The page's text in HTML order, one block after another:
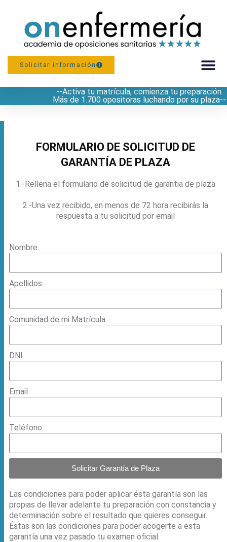
Solicitar información
--Activa tu matrícula, comienza tu preparación.
Más de 1.700 opositoras luchando por su plaza--
FORMULARIO DE SOLICITUD DE
GARANTÍA DE PLAZA
1.-Rellena el formulario de solicitud de garantia de plaza
2.-Una vez recibido, en menos de 72 hora recibirás la
respuesta a tu solicitud por email
Nombre
Apellidos
Comunidad de mi Matrícula
DNI
Email
Teléfono
Solicitar Garantía de Plaza
Las condiciones para poder aplicar ésta garantía son las
propias de llevar adelante tu preparación con constancia y
determinación sobre el resultado que quieres conseguir.
Éstas son las condiciones para poder acogerte a esta
garantía una vez pasado tu examen oficial: